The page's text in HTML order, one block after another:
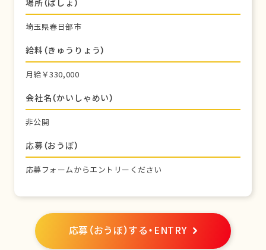
場所（ばしょ）
埼玉県春日部市
給料（きゅうりょう）
月給￥330,000
会社名（かいしゃめい）
非公開
応募（おうぼ）
応募フォームからエントリーください
応募（おうぼ）する・ENTRY